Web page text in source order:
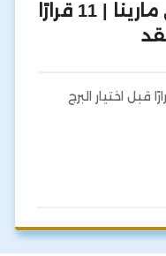
شقق للإيجار في دبي مارينا | 11 قرارًا
في دبي مارينا | 11 قرارًا قبل اختيار البرج